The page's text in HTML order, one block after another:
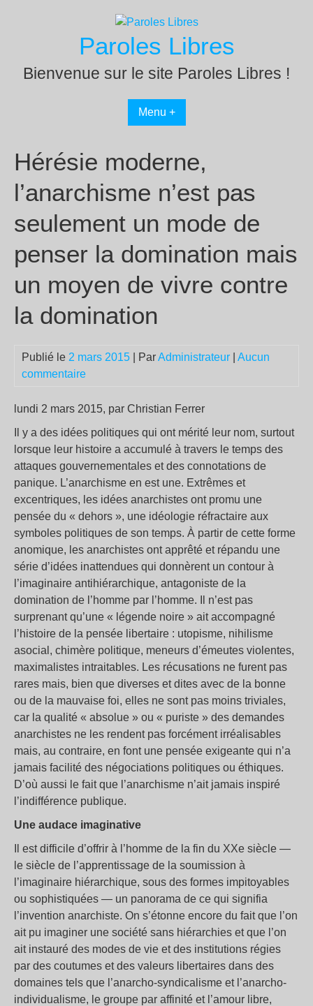
Paroles Libres
Bienvenue sur le site Paroles Libres !
Menu +
Hérésie moderne,
l’anarchisme n’est pas
seulement un mode de
penser la domination mais
un moyen de vivre contre
la domination
Publié le 2 mars 2015 | ParAdministrateur
Aucun
commentaire
lundi 2 mars 2015, par Christian Ferrer
Il y a des idées politiques qui ont mérité leur nom, surtout
lorsque leur histoire a accumulé à travers le temps des
attaques gouvernementales et des connotations de
panique. L’anarchisme en est une. Extrêmes et
excentriques, les idées anarchistes ont promu une
pensée du « dehors », une idéologie réfractaire aux
symboles politiques de son temps. À partir de cette forme
anomique, les anarchistes ont apprêté et répandu une
série d’idées inattendues qui donnèrent un contour à
l’imaginaire antihiérarchique, antagoniste de la
domination de l’homme par l’homme. Il n’est pas
surprenant qu’une « légende noire » ait accompagné
l’histoire de la pensée libertaire : utopisme, nihilisme
asocial, chimère politique, meneurs d’émeutes violentes,
maximalistes intraitables. Les récusations ne furent pas
rares mais, bien que diverses et dites avec de la bonne
ou de la mauvaise foi, elles ne sont pas moins triviales,
car la qualité « absolue » ou « puriste » des demandes
anarchistes ne les rendent pas forcément irréalisables
mais, au contraire, en font une pensée exigeante qui n’a
jamais facilité des négociations politiques ou éthiques.
D’où aussi le fait que l’anarchisme n’ait jamais inspiré
l’indifférence publique.
Une audace imaginative
Il est difficile d’offrir à l’homme de la fin du XXe siècle —
le siècle de l’apprentissage de la soumission à
l’imaginaire hiérarchique, sous des formes impitoyables
ou sophistiquées — un panorama de ce qui signifia
l’invention anarchiste. On s’étonne encore du fait que l’on
ait pu imaginer une société sans hiérarchies et que l’on
ait instauré des modes de vie et des institutions régies
par des coutumes et des valeurs libertaires dans des
domaines tels que l’anarcho-syndicalisme et l’anarcho-
individualisme, le groupe par affinité et l’amour libre,